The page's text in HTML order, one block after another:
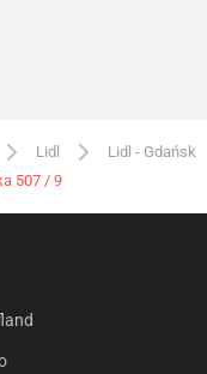
Lidl
Lidl - Gdańsk
507 / 9